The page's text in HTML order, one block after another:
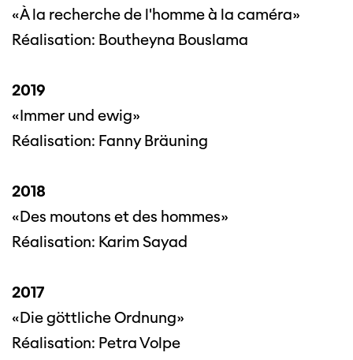
«À la recherche de l'homme à la caméra»
Réalisation: Boutheyna Bouslama
2019
«Immer und ewig»
Réalisation: Fanny Bräuning
2018
«Des moutons et des hommes»
Réalisation: Karim Sayad
2017
«Die göttliche Ordnung»
Réalisation: Petra Volpe